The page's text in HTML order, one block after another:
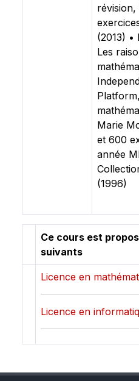
révision,
(2013) •
Les
Marie
et 600
année
(1996)
Ce cours est
suivants
Licence en
Licence en